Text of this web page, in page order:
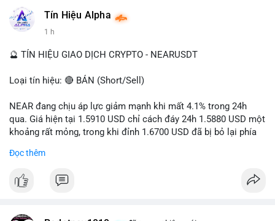
#vlikevn #titanbot
📰 Nguồn: Cointelegraph
Tín Hiệu Alpha
1 h
🔮 TÍN HIỆU GIAO DỊCH CRYPTO - NEARUSDT
Loại tín hiệu: 🔴 BÁN (Short/Sell)
NEAR đang chịu áp lực giảm mạnh khi mất 4.1% trong 24h
qua. Giá hiện tại 1.5910 USD chỉ cách đáy 24h 1.5880 USD một
khoảng rất mỏng, trong khi đỉnh 1.6700 USD đã bị bỏ lại phía
kiểm soát hoàn toàn. Khối lượng giao dịch 10.29 triệu NEAR
tiếp diễn.
Đọc thêm